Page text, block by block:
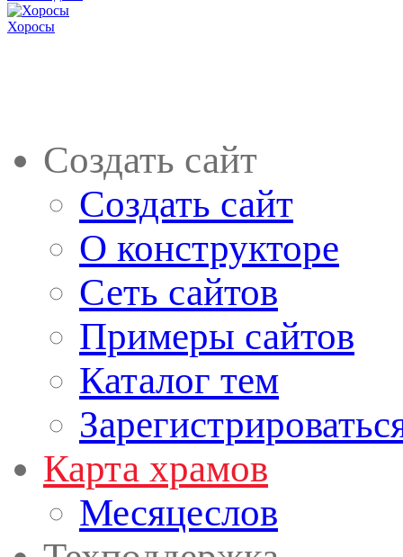
Хоросы
Создать сайт
Создать сайт
О конструкторе
Сеть сайтов
Примеры сайтов
Каталог тем
Карта храмов
Месяцеслов